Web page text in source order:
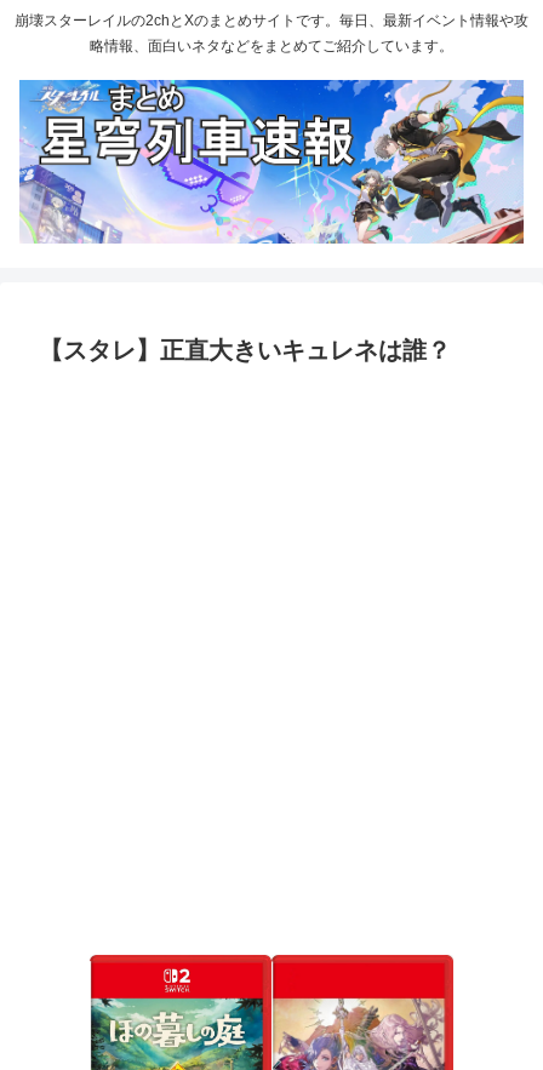
崩壊スターレイルの2chとXのまとめサイトです。毎日、最新イベント情報や攻
略情報、面白いネタなどをまとめてご紹介しています。
【スタレ】正直大きいキュレネは誰？